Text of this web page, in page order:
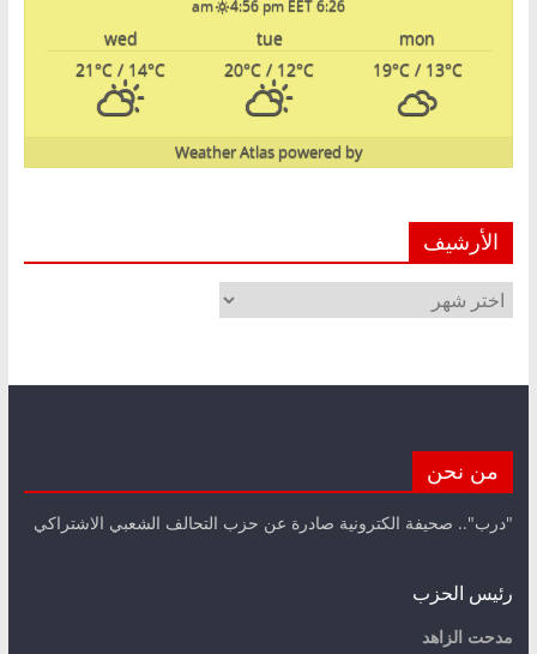
6:26 am
4:56 pm EET
mon
tue
wed
19°C/ 13°C
20°C / 12°C
21°C / 14°C
powered by
Weather Atlas
الأرشيف
الأرشيف
من نحن
"درب".. صحيفة الكترونية صادرة عن حزب التحالف الشعبي الاشتراكي
رئيس الحزب
مدحت الزاهد